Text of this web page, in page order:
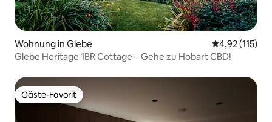
Wohnung in Glebe
4,92 (115)
Glebe Heritage 1BR Cottage – Gehe zu Hobart CBD!
Gäste-Favorit
Gäste-Favorit